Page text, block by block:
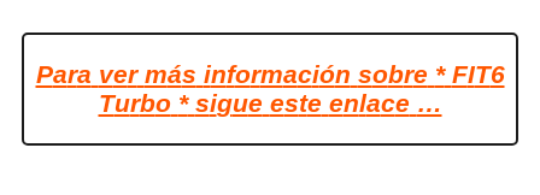
Para ver más información sobre * FIT6
Turbo * sigue este enlace …